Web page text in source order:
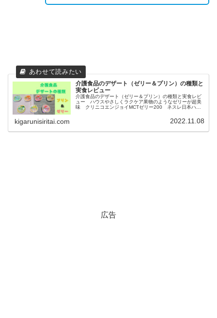
介護食品のデザート（ゼリー＆プリン）の種類と
実食レビュー
介護食品のデザート（ゼリー＆プリン）の種類と実食レビ
ュー ハウスやさしくラクケア果物のようなゼリーが超美
味 クリニコエンジョイMCTゼリー200 ネスレ日本ハイ
kigarunisiritai.com 2022.11.08
広告